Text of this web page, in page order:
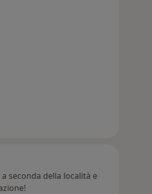
seconda della località e